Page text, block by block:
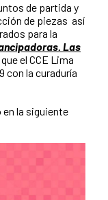
de partida y
de piezas así
para la
Las
que el CCE Lima
con la curaduría
la siguiente